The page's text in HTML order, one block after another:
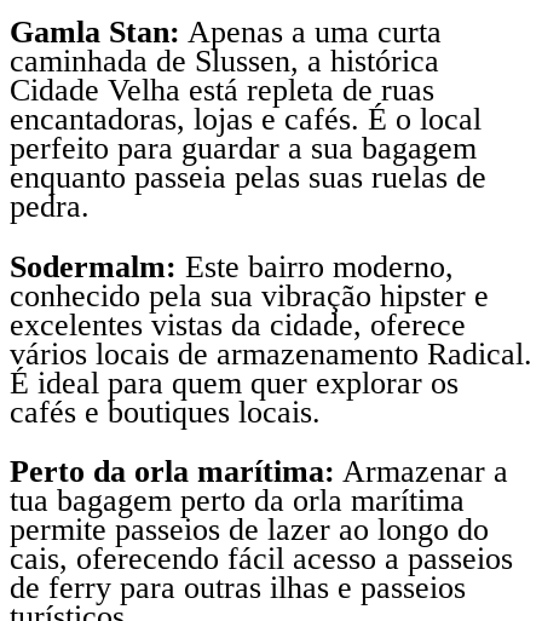
Gamla Stan: Apenas a uma curta
caminhada de Slussen, a histórica
Cidade Velha está repleta de ruas
encantadoras, lojas e cafés. É o local
perfeito para guardar a sua bagagem
enquanto passeia pelas suas ruelas de
pedra.
Sodermalm: Este bairro moderno,
conhecido pela sua vibração hipster e
excelentes vistas da cidade, oferece
vários locais de armazenamento Radical.
É ideal para quem quer explorar os
cafés e boutiques locais.
Perto da orla marítima: Armazenar a
tua bagagem perto da orla marítima
permite passeios de lazer ao longo do
cais, oferecendo fácil acesso a passeios
de ferry para outras ilhas e passeios